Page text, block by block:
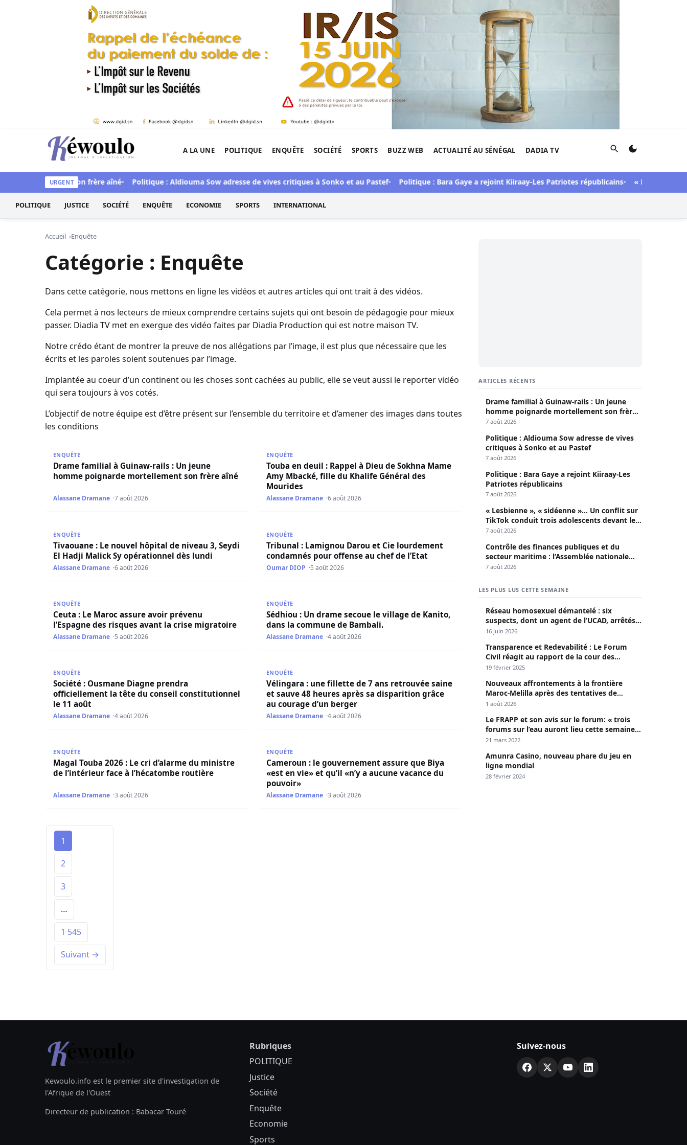
Aller au contenu
Kéwoulo, le premier site d'information et d'investigation de l'Afrique.
A LA UNE POLITIQUE ENQUÊTE SOCIÉTÉ SPORTS BUZZ WEB ACTUALITÉ AU SÉNÉGAL DADIA TV Rechercher
URGENT
mortellement son frère aîné Politique : Aldiouma Sow adresse de vives critiques à Sonko et au Pastef Politique : Bara Gaye a rejoint Kiiraay-Les Patriotes républicains « Lesbienne », «
POLITIQUE JUSTICE SOCIÉTÉ ENQUÊTE ECONOMIE SPORTS INTERNATIONAL
Accueil Enquête
Catégorie : Enquête
Dans cette catégorie, nous mettons en ligne les vidéos et autres articles qui ont trait à des vidéos.
Cela permet à nos lecteurs de mieux comprendre certains sujets qui ont besoin de pédagogie pour mieux
passer. Diadia TV met en exergue des vidéo faites par Diadia Production qui est notre maison TV.
Notre crédo étant de montrer la preuve de nos allégations par l’image, il est plus que nécessaire que les
écrits et les paroles soient soutenues par l’image.
Implantée au coeur d’un continent ou les choses sont cachées au public, elle se veut aussi le reporter vidéo
qui sera toujours à vos cotés.
L’objectif de notre équipe est d’être présent sur l’ensemble du territoire et d’amener des images dans toutes
les conditions
ENQUÊTE
Drame familial à Guinaw-rails : Un jeune
homme poignarde mortellement son frère aîné
Alassane Dramane 7 août 2026
Touba en deuil : Rappel à Dieu de Sokhna Mame Amy Mbacké, fille du Khalife Général des Mourides
ENQUÊTE
Touba en deuil : Rappel à Dieu de Sokhna Mame
Amy Mbacké, fille du Khalife Général des
Mourides
Alassane Dramane 6 août 2026
ENQUÊTE
Tivaouane : Le nouvel hôpital de niveau 3, Seydi
El Hadji Malick Sy opérationnel dès lundi
Alassane Dramane 6 août 2026
Tribunal : Lamignou Darou et Cie lourdement condamnés pour offense au chef de l’Etat
ENQUÊTE
Tribunal : Lamignou Darou et Cie lourdement
condamnés pour offense au chef de l’Etat
Oumar DIOP 5 août 2026
ENQUÊTE
Ceuta : Le Maroc assure avoir prévenu
l’Espagne des risques avant la crise migratoire
Alassane Dramane 5 août 2026
Sédhiou : Un drame secoue le village de Kanito, dans la commune de Bambali.
ENQUÊTE
Sédhiou : Un drame secoue le village de Kanito,
dans la commune de Bambali.
Alassane Dramane 4 août 2026
ENQUÊTE
Société : Ousmane Diagne prendra
officiellement la tête du conseil constitutionnel
le 11 août
Alassane Dramane 4 août 2026
Vélingara : une fillette de 7 ans retrouvée saine et sauve 48 heures après sa disparition grâce au courage d’un
ENQUÊTE
Vélingara : une fillette de 7 ans retrouvée saine
et sauve 48 heures après sa disparition grâce
au courage d’un berger
Alassane Dramane 4 août 2026
ENQUÊTE
Magal Touba 2026 : Le cri d’alarme du ministre
de l’intérieur face à l’hécatombe routière
Alassane Dramane 3 août 2026
Cameroun : le gouvernement assure que Biya «est en vie» et qu’il «n’y a aucune vacance du pouvoir»
ENQUÊTE
Cameroun : le gouvernement assure que Biya
«est en vie» et qu’il «n’y a aucune vacance du
pouvoir»
Alassane Dramane 3 août 2026
1
2
3
…
1 545
Suivant →
ARTICLES RÉCENTS
Drame familial à Guinaw-rails : Un jeune
homme poignarde mortellement son frère
aîné
7 août 2026
Politique : Aldiouma Sow adresse de vives
critiques à Sonko et au Pastef
7 août 2026
Politique : Bara Gaye a rejoint Kiiraay-Les
Patriotes républicains
7 août 2026
« Lesbienne », « sidéenne »… Un conflit sur
TikTok conduit trois adolescents devant le
parquet
7 août 2026
Contrôle des finances publiques et du
secteur maritime : l’Assemblée nationale
convoque une session extraordinaire
7 août 2026
LES PLUS LUS CETTE SEMAINE
Réseau homosexuel démantelé : six
suspects, dont un agent de l’UCAD, arrêtés à
Keur Massar ; l’un avoue avoir propagé le
16 juin 2026
Transparence et Redevabilité : Le Forum
Civil réagit au rapport de la cour des
comptes
19 février 2025
Nouveaux affrontements à la frontière
Maroc-Melilla après des tentatives de
passage
1 août 2026
Le FRAPP et son avis sur le forum: « trois
forums sur l’eau auront lieu cette semaine à
Dakar »
21 mars 2022
Amunra Casino, nouveau phare du jeu en
ligne mondial
28 février 2024
Kewoulo.info est le premier site d'investigation de
l'Afrique de l'Ouest
Directeur de publication : Babacar Touré
Rubriques
POLITIQUE
Justice
Société
Enquête
Economie
Sports
Suivez-nous